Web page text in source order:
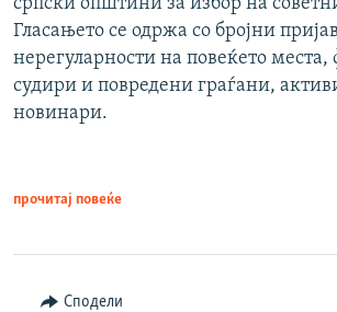
Гласањето се одржа со бројни
нерегуларности на повеќето
судири и повредени граѓани,
новинари.
прочитај повеќе
Сподели